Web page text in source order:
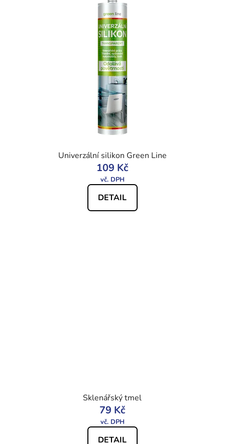
Univerzální silikon Green Line
109 Kč
DETAIL
Sklenářský tmel
79 Kč
DETAIL